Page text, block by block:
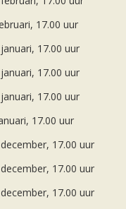
17.00 uur
17.00 uur
17.00 uur
17.00 uur
17.00 uur
17.00 uur
17.00 uur
17.00 uur